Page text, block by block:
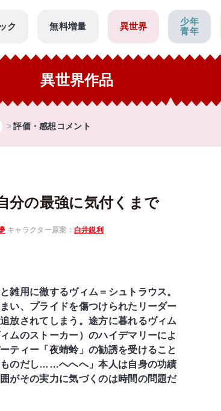
ク 無料増量 異世界
少年
青年
異世界作品
評価・感想コメント
分の最強に気付くまで
キャラクター原案： 白井鋭利
雑用に徹するヴィム＝シュトラウス。
い、プライドを傷つけられたリーダー
放されてしまう。途方に暮れるヴィム
ムのストーカー）のハイデマリーによ
ティー「夜蜻蛉」の勧誘を受けること
のだし……へへへ」本人は自身の功績
がその実力に気づくのは時間の問題だ